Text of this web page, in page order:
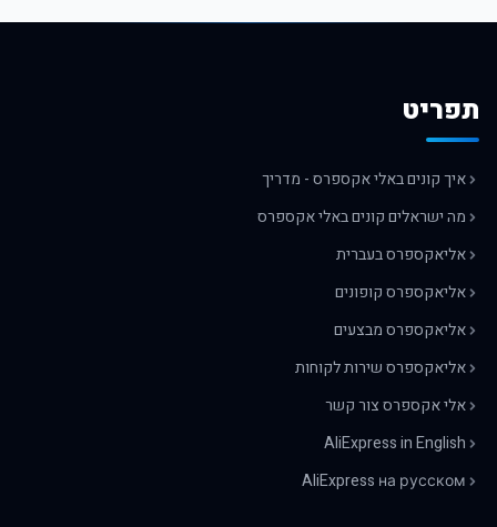
תפריט
איך קונים באלי אקספרס - מדריך
מה ישראלים קונים באלי אקספרס
אליאקספרס בעברית
אליאקספרס קופונים
אליאקספרס מבצעים
אליאקספרס שירות לקוחות
אלי אקספרס צור קשר
AliExpress in English
AliExpress на русском